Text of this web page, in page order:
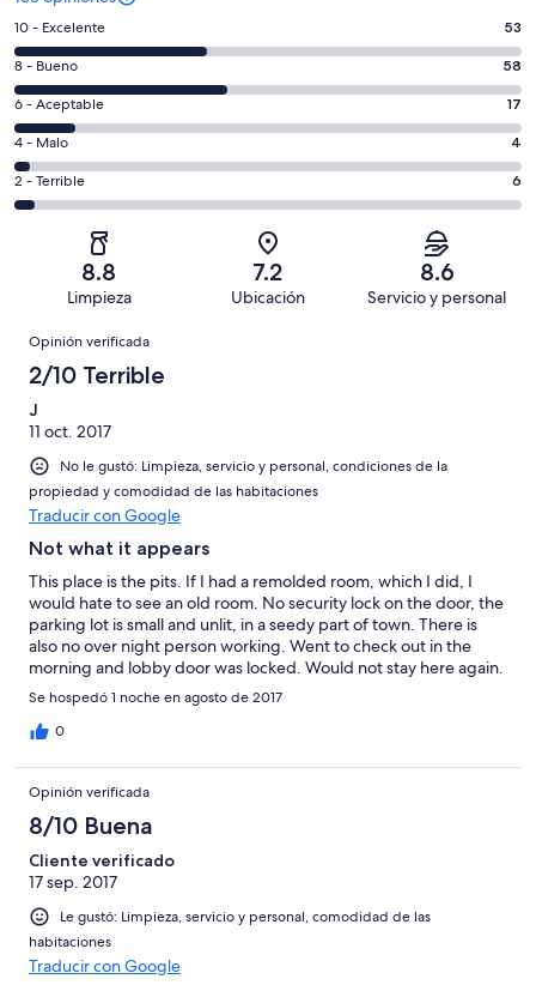
Puntuación
de
10,
es
decir,
Excelente.
Basada
en
opiniones
10 - Excelente 53
Puntuación
de
8,
es
decir,
Bueno.
opiniones
8 - Bueno 58
Puntuación
de
6,
es
decir,
Aceptable.
de
opiniones
6 - Aceptable 17
Puntuación
de
4,
Basada
de
opiniones
4 - Malo 4
Puntuación
de
Terrible.
Basada
de
138
opiniones
2 - Terrible 6
8.8
Limpieza
7.2
Ubicación
8.6
Servicio y personal
Opiniones
Opinión verificada
2/10 Terrible
J
11 oct. 2017
No le gustó: Limpieza, servicio y personal, condiciones de la
propiedad y comodidad de las habitaciones
Traducir con Google
Not what it appears
This place is the pits. If I had a remolded room, which I did, I
would hate to see an old room. No security lock on the door, the
parking lot is small and unlit, in a seedy part of town. There is
also no over night person working. Went to check out in the
morning and lobby door was locked. Would not stay here again.
Se hospedó 1 noche en agosto de 2017
0
Opinión verificada
8/10 Buena
Cliente verificado
17 sep. 2017
Le gustó: Limpieza, servicio y personal, comodidad de las
habitaciones
Traducir con Google